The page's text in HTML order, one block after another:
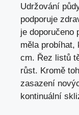
Udržování
podporuje
je doporučeno
měla probíhat,
cm. Řez listů
růst. Kromě
zasazení
kontinuální